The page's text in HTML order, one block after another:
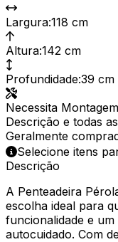
Largura:118 cm
Altura:142 cm
Profundidade:39 cm
Necessita Montagem
Descrição e todas
Geralmente
Selecione itens
Descrição
A Penteadeira
escolha ideal para
funcionalidade e
autocuidado. Com